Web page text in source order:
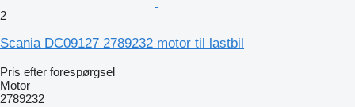
2
Scania DC09127 2789232 motor til lastbil
Pris efter forespørgsel
Motor
2789232